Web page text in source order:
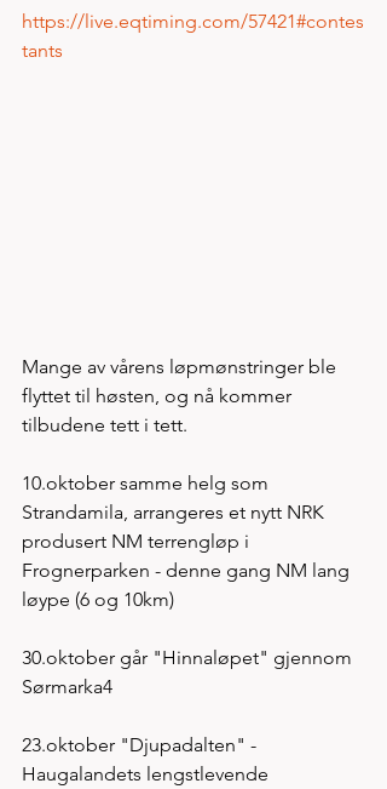
https://live.eqtiming.com/57421#contes
tants
Mange av vårens løpmønstringer ble
flyttet til høsten, og nå kommer
tilbudene tett i tett.
10.oktober samme helg som
Strandamila, arrangeres et nytt NRK
produsert NM terrengløp i
Frognerparken - denne gang NM lang
løype (6 og 10km)
30.oktober går "Hinnaløpet" gjennom
Sørmarka4
23.oktober "Djupadalten" -
Haugalandets lengstlevende